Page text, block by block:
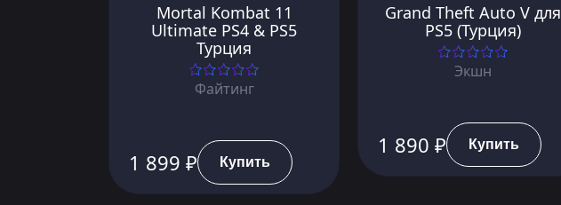
Mortal Kombat 11
Ultimate PS4 & PS5
Турция
Файтинг
1 899 ₽ Купить
Grand Theft Auto V для
PS5 (Турция)
Экшн
1 890 ₽ Купить